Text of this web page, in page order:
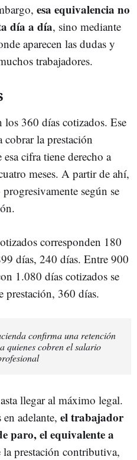
esa equivalencia no
día a día, sino mediante
aparecen las dudas y
trabajadores.
los 360 días cotizados. Ese
cobrar la prestación
cifra tiene derecho a
meses. A partir de ahí,
según se
corresponden 180
días, 240 días. Entre 900
1.080 días cotizados se
prestación, 360 días.
confirma una retención
quienes cobren el salario
llegar al máximo legal.
adelante, el trabajador
paro, el equivalente a
la prestación contributiva,